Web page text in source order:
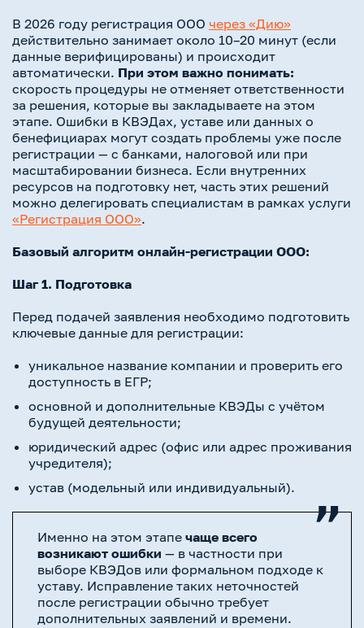
В 2026 году регистрация ООО через «Дию»
действительно занимает около 10–20 минут (если
данные верифицированы) и происходит
автоматически. При этом важно понимать:
скорость процедуры не отменяет ответственности
за решения, которые вы закладываете на этом
этапе. Ошибки в КВЭДах, уставе или данных о
бенефициарах могут создать проблемы уже после
регистрации — с банками, налоговой или при
масштабировании бизнеса. Если внутренних
ресурсов на подготовку нет, часть этих решений
можно делегировать специалистам в рамках услуги
«Регистрация ООО».
Базовый алгоритм онлайн-регистрации ООО:
Шаг 1. Подготовка
Перед подачей заявления необходимо подготовить
ключевые данные для регистрации:
уникальное название компании и проверить его
доступность в ЕГР;
основной и дополнительные КВЭДы с учётом
будущей деятельности;
юридический адрес (офис или адрес проживания
учредителя);
устав (модельный или индивидуальный).
Именно на этом этапе чаще всего
возникают ошибки — в частности при
выборе КВЭДов или формальном подходе к
уставу. Исправление таких неточностей
после регистрации обычно требует
дополнительных заявлений и времени.